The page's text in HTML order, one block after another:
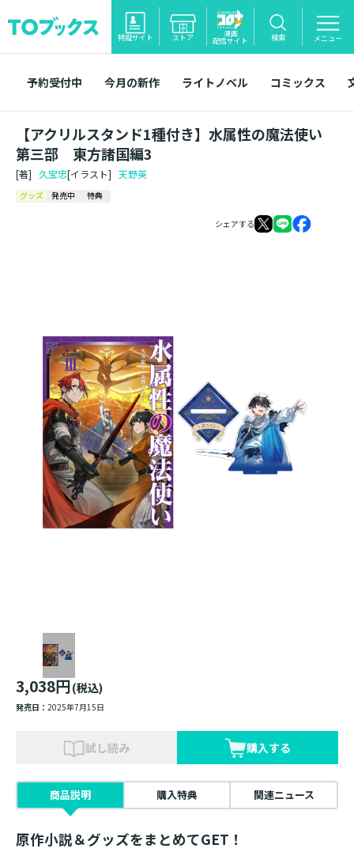
特設サイト ストア 漫画
配信サイト 検索 メニュー
予約受付中 今月の新作 ライトノベル コミックス
【アクリルスタンド1種付き】水属性の魔法使い
第三部 東方諸国編3
[著] 久宝忠[イラスト] 天野英
グッズ 発売中 特典
シェアする
3,038円(税込)
発売日： 2025年7月15日
試し読み 購入する
商品説明 購入特典 関連ニュース
原作小説＆グッズをまとめてGET！